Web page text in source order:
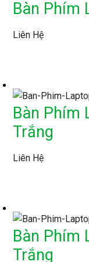
Bàn Phím
Liên Hệ
Bàn Phím
Trắng
Liên Hệ
Bàn Phím
Trắng